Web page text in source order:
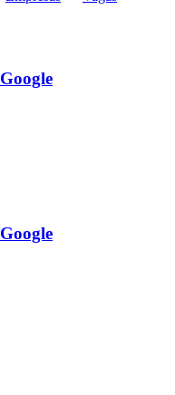
Google
Google